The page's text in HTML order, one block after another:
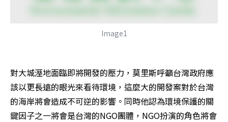
Image1
對大城溼地面臨即將開發的壓力，莫里斯呼籲台灣政府應
該以更長遠的眼光來看待環境，這麼大的開發案對於台灣
的海岸將會造成不可逆的影響。同時他認為環境保護的關
鍵因子之一將會是台灣的NGO團體，NGO扮演的角色將會